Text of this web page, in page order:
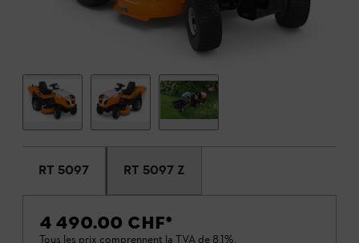
RT 5097 RT 5097 Z
4 490.00 CHF*
Tous les prix comprennent la TVA de 8.1%.